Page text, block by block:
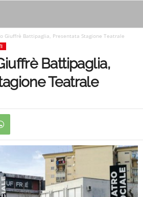
Giuffrè Battipaglia, Presentata Stagione Teatrale
Battipaglia,
Teatrale